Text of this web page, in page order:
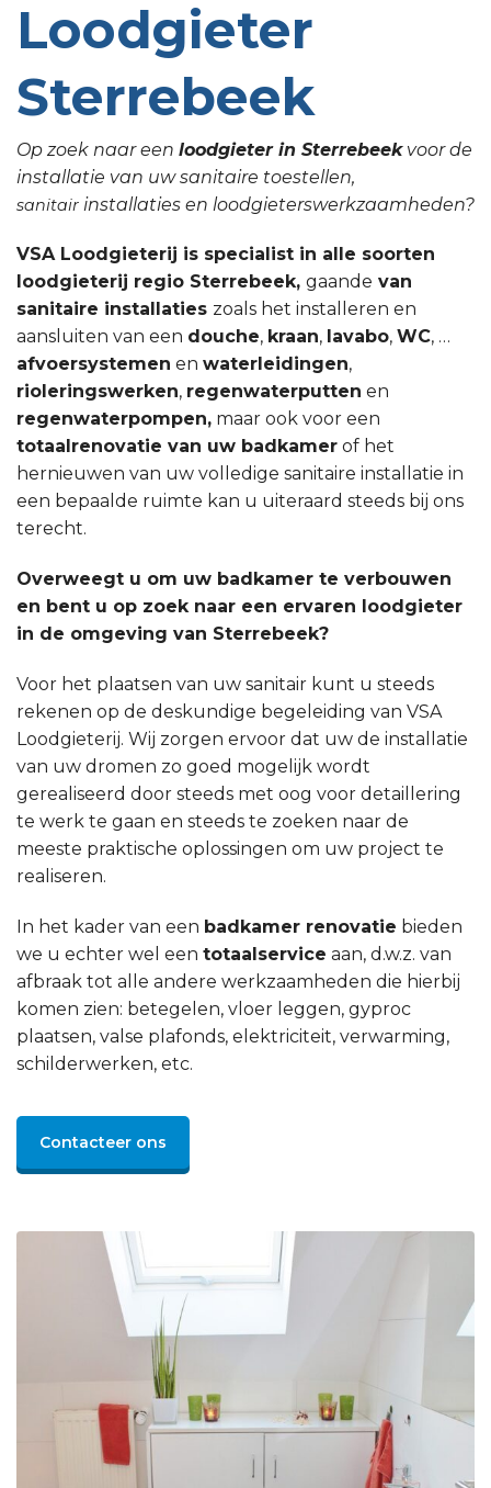
Loodgieter
Sterrebeek
Op zoek naar een loodgieter in Sterrebeekvoor de
installatie van uw sanitaire toestellen,
sanitair installaties en loodgieterswerkzaamheden?
VSA Loodgieterij is specialist in alle soorten
loodgieterij regio Sterrebeek, gaande van
sanitaire installaties zoals het installeren en
aansluiten van een douche, kraan, lavabo, WC, …
afvoersystemen en waterleidingen,
rioleringswerken, regenwaterputten en
regenwaterpompen, maar ook voor een
totaalrenovatie van uw badkamer of het
hernieuwen van uw volledige sanitaire installatie in
een bepaalde ruimte kan u uiteraard steeds bij ons
terecht.
Overweegt u om uw badkamer te verbouwen
en bent u op zoek naar een ervaren loodgieter
in de omgeving van Sterrebeek?
Voor het plaatsen van uw sanitair kunt u steeds
rekenen op de deskundige begeleiding van VSA
Loodgieterij. Wij zorgen ervoor dat uw de installatie
van uw dromen zo goed mogelijk wordt
gerealiseerd door steeds met oog voor detaillering
te werk te gaan en steeds te zoeken naar de
meeste praktische oplossingen om uw project te
realiseren.
In het kader van een badkamer renovatie bieden
we u echter wel een totaalservice aan, d.w.z. van
afbraak tot alle andere werkzaamheden die hierbij
komen zien: betegelen, vloer leggen, gyproc
plaatsen, valse plafonds, elektriciteit, verwarming,
schilderwerken, etc.
Contacteer ons